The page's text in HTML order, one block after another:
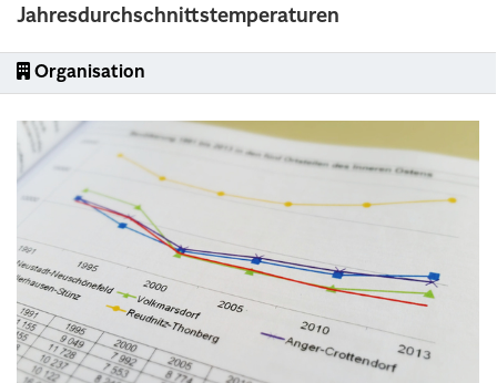
Jahresdurchschnittstemperaturen
Organisation